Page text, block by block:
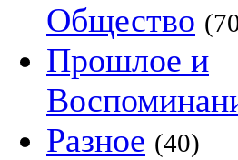
Общество
Прошлое и
Разное (40)